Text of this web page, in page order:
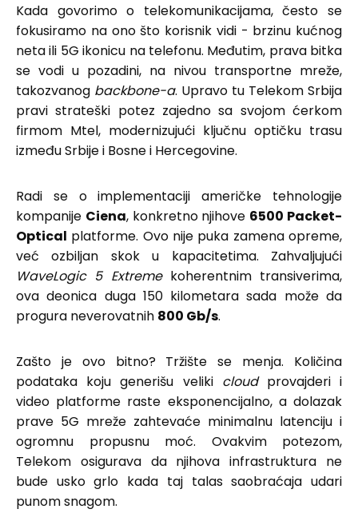
Kada govorimo o telekomunikacijama, često se
fokusiramo na ono što korisnik vidi - brzinu kućnog
neta ili 5G ikonicu na telefonu. Međutim, prava bitka
se vodi u pozadini, na nivou transportne mreže,
takozvanog backbone-a. Upravo tu Telekom Srbija
pravi strateški potez zajedno sa svojom ćerkom
firmom Mtel, modernizujući ključnu optičku trasu
između Srbije i Bosne i Hercegovine.
Radi se o implementaciji američke tehnologije
kompanije Ciena, konkretno njihove 6500 Packet-
Optical platforme. Ovo nije puka zamena opreme,
već ozbiljan skok u kapacitetima. Zahvaljujući
WaveLogic 5 Extremekoherentnim transiverima,
ova deonica duga 150 kilometara sada može da
progura neverovatnih 800 Gb/s.
Zašto je ovo bitno? Tržište se menja. Količina
podataka koju generišu veliki cloudprovajderi i
video platforme raste eksponencijalno, a dolazak
prave 5G mreže zahtevaće minimalnu latenciju i
ogromnu propusnu moć. Ovakvim potezom,
Telekom osigurava da njihova infrastruktura ne
bude usko grlo kada taj talas saobraćaja udari
punom snagom.